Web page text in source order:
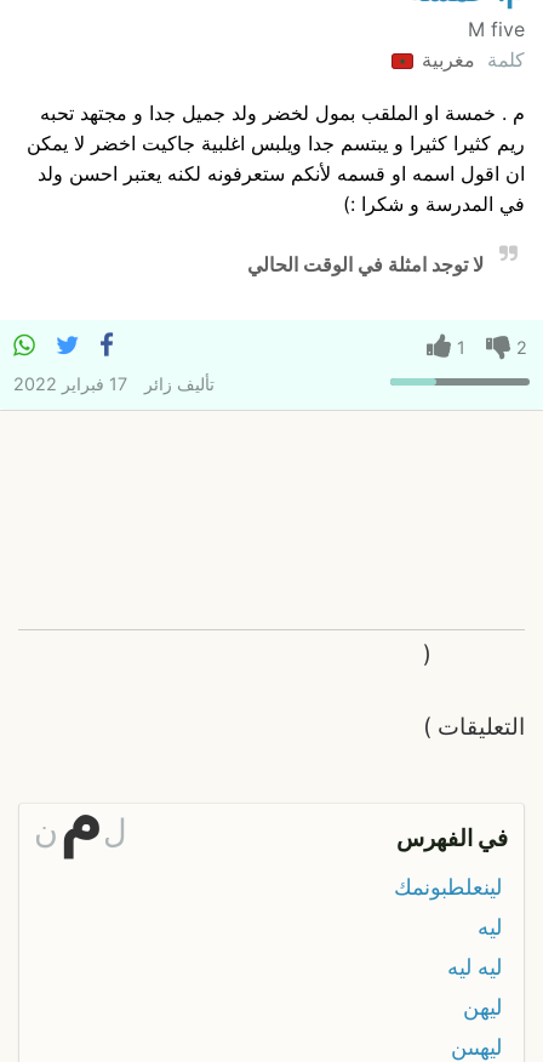
M five
كلمة مغربية
م . خمسة او الملقب بمول لخضر ولد جميل جدا و مجتهد تحبه
ريم كثيرا كثيرا و يبتسم جدا ويلبس اغلبية جاكيت اخضر لا يمكن
ان اقول اسمه او قسمه لأنكم ستعرفونه لكنه يعتبر احسن ولد
في المدرسة و شكرا :)
لا توجد امثلة في الوقت الحالي
2
1
تأليف زائر 17 فبراير 2022
التعليقات
(
)
في الفهرس لمن
لينعلطبونمك
ليه
ليه ليه
ليهن
ليهںںن